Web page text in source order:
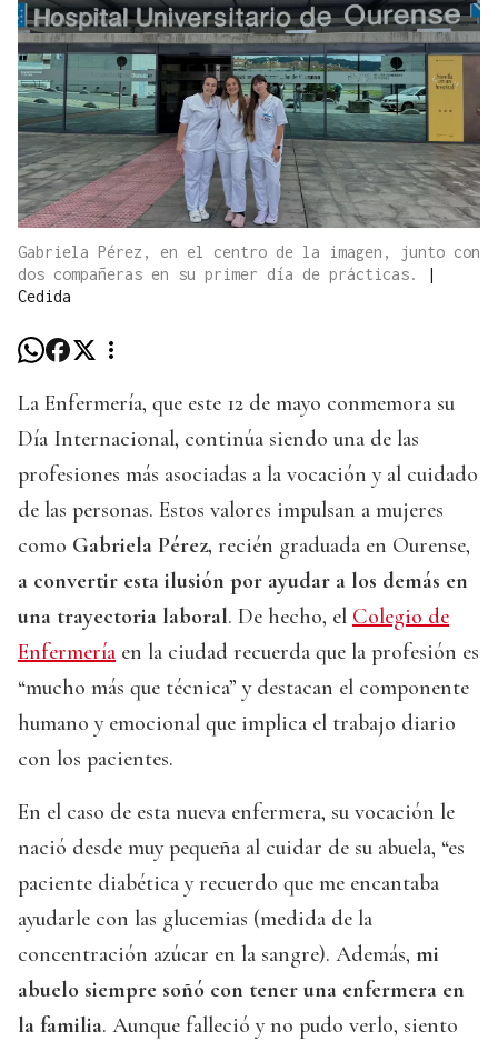
Gabriela Pérez, en el centro de la imagen, junto con
dos compañeras en su primer día de prácticas.
|
Cedida
La Enfermería, que este 12 de mayo conmemora su
Día Internacional, continúa siendo una de las
profesiones más asociadas a la vocación y al cuidado
de las personas. Estos valores impulsan a mujeres
como Gabriela Pérez, recién graduada en Ourense,
a convertir esta ilusión por ayudar a los demás en
una trayectoria laboral. De hecho, el Colegio de
Enfermería en la ciudad recuerda que la profesión es
“mucho más que técnica” y destacan el componente
humano y emocional que implica el trabajo diario
con los pacientes.
En el caso de esta nueva enfermera, su vocación le
nació desde muy pequeña al cuidar de su abuela, “es
paciente diabética y recuerdo que me encantaba
ayudarle con las glucemias (medida de la
concentración azúcar en la sangre). Además, mi
abuelo siempre soñó con tener una enfermera en
la familia. Aunque falleció y no pudo verlo, siento